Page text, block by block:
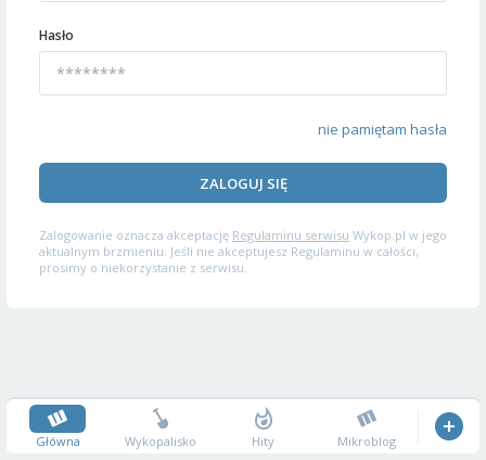
Hasło
nie pamiętam hasła
ZALOGUJ SIĘ
Zalogowanie oznacza akceptację Regulaminu serwisu Wykop.pl w jego
aktualnym brzmieniu. Jeśli nie akceptujesz Regulaminu w całości,
prosimy o niekorzystanie z serwisu.
Główna Wykopalisko Hity Mikroblog